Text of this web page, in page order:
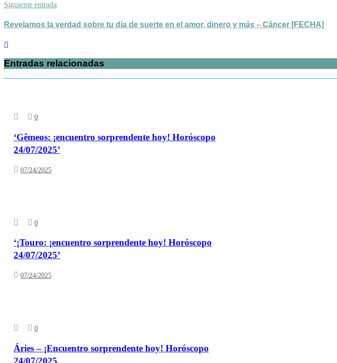
Siguiente entrada
Revelamos la verdad sobre tu día de suerte en el amor, dinero y más – Câncer [FECHA]
Entradas relacionadas
0
‘Gêmeos: ¡encuentro sorprendente hoy! Horóscopo
24/07/2025’
07/24/2025
0
‘¡Touro: ¡encuentro sorprendente hoy! Horóscopo
24/07/2025’
07/24/2025
0
Áries – ¡Encuentro sorprendente hoy! Horóscopo
24/07/2025